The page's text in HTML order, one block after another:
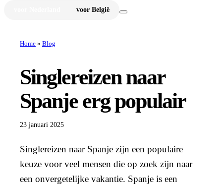
voor België
Home » Blog
Singlereizen naar
Spanje erg populair
23 januari 2025
Singlereizen naar Spanje zijn een populaire
keuze voor veel mensen die op zoek zijn naar
een onvergetelijke vakantie. Spanje is een